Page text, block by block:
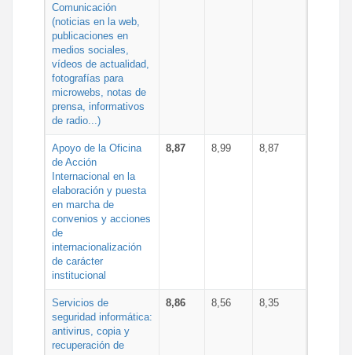
Comunicación
(noticias en la web,
publicaciones en
medios sociales,
vídeos de actualidad,
fotografías para
microwebs, notas de
prensa, informativos
de radio...)
Apoyo de la Oficina
de Acción
Internacional en la
elaboración y puesta
en marcha de
convenios y acciones
de
internacionalización
de carácter
institucional
8,87 8,99 8,87
Servicios de
seguridad informática:
antivirus, copia y
recuperación de
8,86 8,56 8,35